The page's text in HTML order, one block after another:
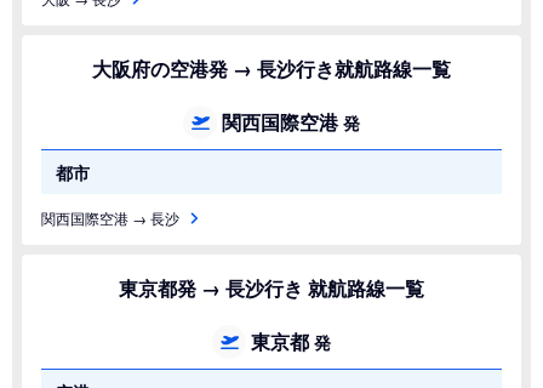
大阪府の空港発 → 長沙行き就航路線一覧
関西国際空港 発
都市
関西国際空港 → 長沙
東京都発 → 長沙行き 就航路線一覧
東京都 発